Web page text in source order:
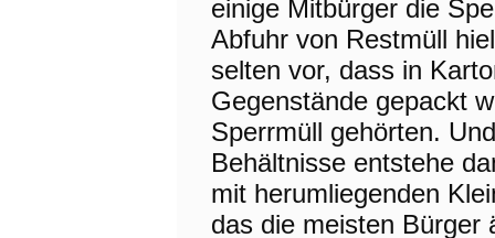
einige Mitbürger die
Abfuhr von Restmüll
selten vor, dass in
Gegenstände gepackt
Sperrmüll gehörten.
Behältnisse entstehe
mit herumliegenden
das die meisten Bürger